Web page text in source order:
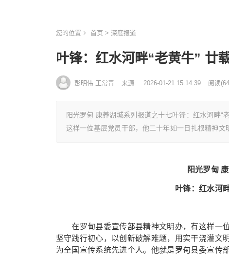
您的位置 首页 > 深度报道
叶锋：红水河畔“老黄牛” 廿
彭明伟 王常青 来源: 2026-01-21 15:14:39 阅读(
阳光罗甸 康养湖城系列报道之十七叶锋：红水河
这样一位基层党员干部，他二十年如一日扎根精神文
阳光罗甸
叶锋：红水河
在罗甸县委宣传部县精神文明办，有这样一位
坚守践行初心，以创新破解难题，用实干浇灌文
为全国宣传系统先进个人。他就是罗甸县委宣传